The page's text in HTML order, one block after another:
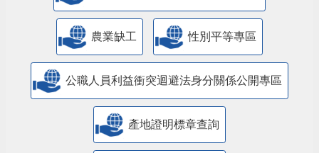
農業缺工 性別平等專區
公職人員利益衝突迴避法身分關係公開專區
產地證明標章查詢